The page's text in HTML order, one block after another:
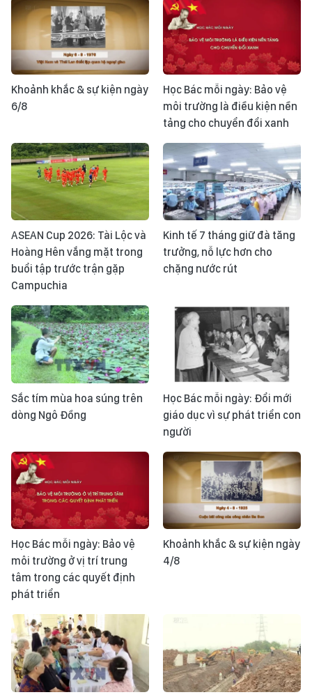
Khoảnh khắc & sự kiện ngày
6/8
Học Bác mỗi ngày: Bảo vệ
môi trường là điều kiện nền
tảng cho chuyển đổi xanh
ASEAN Cup 2026: Tài Lộc và
Hoàng Hên vắng mặt trong
buổi tập trước trận gặp
Campuchia
Kinh tế 7 tháng giữ đà tăng
trưởng, nỗ lực hơn cho
chặng nước rút
Sắc tím mùa hoa súng trên
dòng Ngô Đồng
Học Bác mỗi ngày: Đổi mới
giáo dục vì sự phát triển con
người
Học Bác mỗi ngày: Bảo vệ
môi trường ở vị trí trung
tâm trong các quyết định
phát triển
Khoảnh khắc & sự kiện ngày
4/8